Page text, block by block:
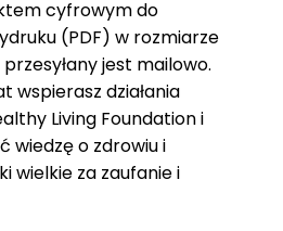
cyfrowym do
(PDF) w rozmiarze
jest mailowo.
wspierasz działania
Living Foundation i
wiedzę o zdrowiu i
wielkie za zaufanie i